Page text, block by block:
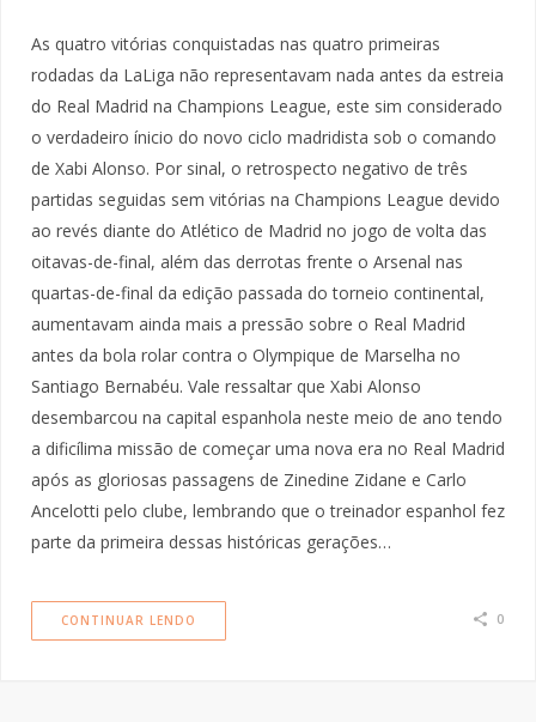
As quatro vitórias conquistadas nas quatro primeiras
rodadas da LaLiga não representavam nada antes da estreia
do Real Madrid na Champions League, este sim considerado
o verdadeiro ínicio do novo ciclo madridista sob o comando
de Xabi Alonso. Por sinal, o retrospecto negativo de três
partidas seguidas sem vitórias na Champions League devido
ao revés diante do Atlético de Madrid no jogo de volta das
oitavas-de-final, além das derrotas frente o Arsenal nas
quartas-de-final da edição passada do torneio continental,
aumentavam ainda mais a pressão sobre o Real Madrid
antes da bola rolar contra o Olympique de Marselha no
Santiago Bernabéu. Vale ressaltar que Xabi Alonso
desembarcou na capital espanhola neste meio de ano tendo
a dificílima missão de começar uma nova era no Real Madrid
após as gloriosas passagens de Zinedine Zidane e Carlo
Ancelotti pelo clube, lembrando que o treinador espanhol fez
parte da primeira dessas históricas gerações…
CONTINUAR LENDO 0